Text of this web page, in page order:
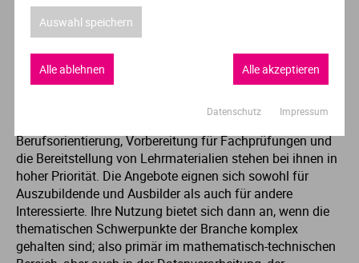
bieten allgemein gehaltene Angebote oftmals nicht die
nötige Fachkenntnis. Hier schaffen ausgewählte
Unternehmen Abhilfe; sie offerieren nicht nur denjenigen,
die sich noch innerhalb eines (Aus-)bildungsprozesses
befinden, die Möglichkeit, sich mit anderen Menschen in
ihrer gegenwärtigen Situation auszutauschen, sondern
Berufsorientierung, Vorbereitung für Fachprüfungen und
die Bereitstellung von Lehrmaterialien stehen bei ihnen in
hoher Priorität. Die Angebote eignen sich sowohl für
Auszubildende und Ausbilder als auch für andere
Interessierte. Ihre Nutzung bietet sich dann an, wenn die
thematischen Schwerpunkte der Branche komplex
gehalten sind; also primär im mathematisch-technischen
Auswahl speichern
Alle akzeptieren
Alle ablehnen
Datenschutz Impressum